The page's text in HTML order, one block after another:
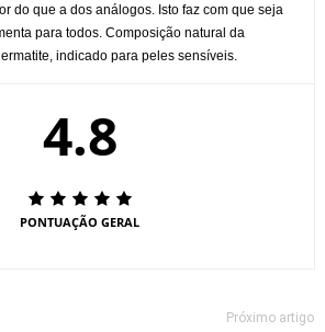
do que a dos análogos. Isto faz com que seja
para todos. Composição natural da
indicado para peles sensíveis.
4.8
PONTUAÇÃO GERAL
Próximo artigo